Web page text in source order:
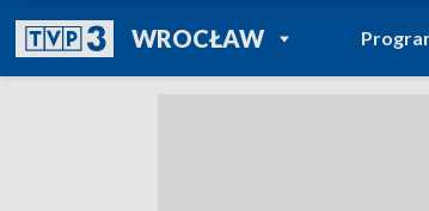
WROCŁAWPOWRÓT DO
TVP REGIONY